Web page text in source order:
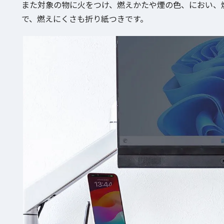
また対象の物に火をつけ、燃えかたや煙の色、におい
で、燃えにくさも折り紙つきです。